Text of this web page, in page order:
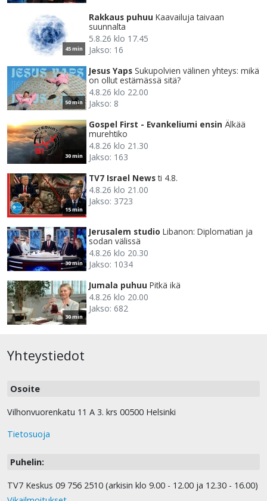
45 min
Rakkaus puhuu Kaavailuja taivaan
suunnalta
5.8.26 klo 17.45
Jakso: 16
50 min
Jesus Yaps Sukupolvien välinen yhteys: mikä
on ollut estämässä sitä?
4.8.26 klo 22.00
Jakso: 8
30 min
Gospel First - Evankeliumi ensin Älkää
murehtiko
4.8.26 klo 21.30
Jakso: 163
15 min
TV7 Israel News ti 4.8.
4.8.26 klo 21.00
Jakso: 3723
30 min
Jerusalem studio Libanon: Diplomatian ja
sodan välissä
4.8.26 klo 20.30
Jakso: 1034
30 min
Jumala puhuu Pitkä ikä
4.8.26 klo 20.00
Jakso: 682
Yhteystiedot
Osoite
Vilhonvuorenkatu 11 A 3. krs 00500 Helsinki
Tietosuoja
Puhelin:
TV7 Keskus 09 756 2510 (arkisin klo 9.00 - 12.00 ja 12.30 - 16.00)